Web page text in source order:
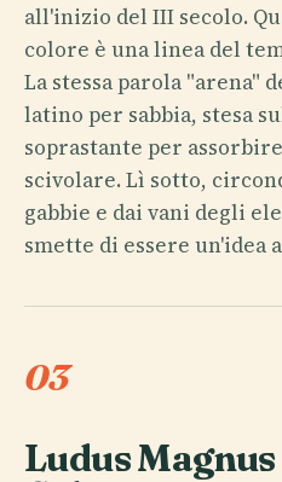
all'inizio del III secolo.
colore è una linea del
La stessa parola "arena"
latino per sabbia, stesa
soprastante per
scivolare. Lì sotto,
gabbie e dai vani degli
smette di essere un'idea
03
Ludus